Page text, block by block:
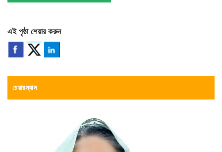
এই পৃষ্ঠা শেয়ার করুন
চেয়ারম্যান